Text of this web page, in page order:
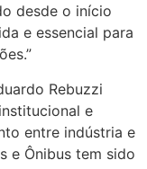
desde o início
e essencial para
Rebuzzi
e
entre indústria e
e Ônibus tem sido